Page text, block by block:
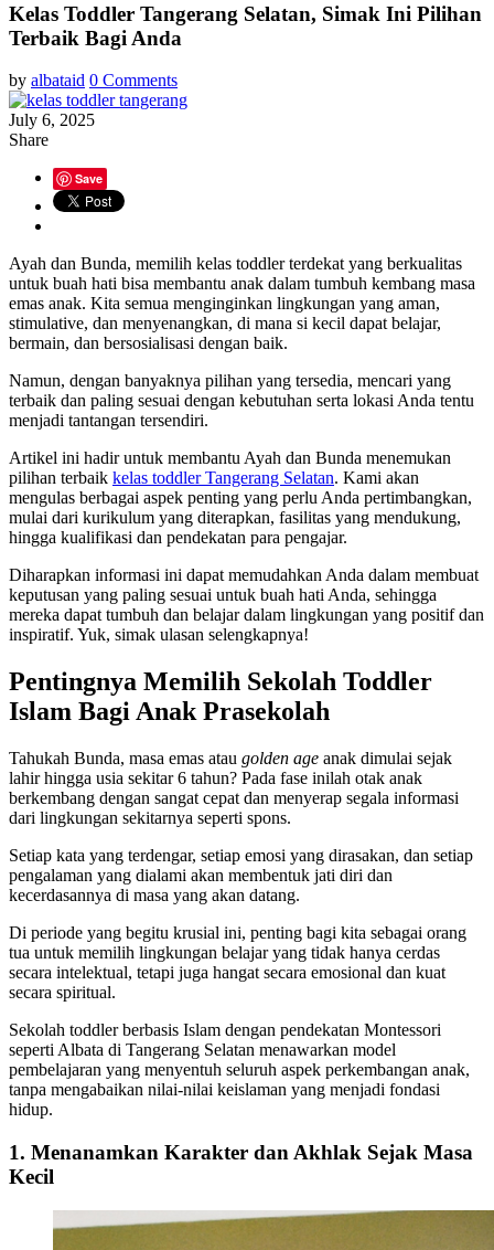
Kelas Toddler Tangerang Selatan, Simak Ini Pilihan
Terbaik Bagi Anda
by albataid 0 Comments
July 6, 2025
Share
Save
Ayah dan Bunda, memilih kelas toddler terdekat yang berkualitas
untuk buah hati bisa membantu anak dalam tumbuh kembang masa
emas anak. Kita semua menginginkan lingkungan yang aman,
stimulative, dan menyenangkan, di mana si kecil dapat belajar,
bermain, dan bersosialisasi dengan baik.
Namun, dengan banyaknya pilihan yang tersedia, mencari yang
terbaik dan paling sesuai dengan kebutuhan serta lokasi Anda tentu
menjadi tantangan tersendiri.
Artikel ini hadir untuk membantu Ayah dan Bunda menemukan
pilihan terbaik kelas toddler Tangerang Selatan. Kami akan
mengulas berbagai aspek penting yang perlu Anda pertimbangkan,
mulai dari kurikulum yang diterapkan, fasilitas yang mendukung,
hingga kualifikasi dan pendekatan para pengajar.
Diharapkan informasi ini dapat memudahkan Anda dalam membuat
keputusan yang paling sesuai untuk buah hati Anda, sehingga
mereka dapat tumbuh dan belajar dalam lingkungan yang positif dan
inspiratif. Yuk, simak ulasan selengkapnya!
Pentingnya Memilih Sekolah Toddler
Islam Bagi Anak Prasekolah
Tahukah Bunda, masa emas atau golden age anak dimulai sejak
lahir hingga usia sekitar 6 tahun? Pada fase inilah otak anak
berkembang dengan sangat cepat dan menyerap segala informasi
dari lingkungan sekitarnya seperti spons.
Setiap kata yang terdengar, setiap emosi yang dirasakan, dan setiap
pengalaman yang dialami akan membentuk jati diri dan
kecerdasannya di masa yang akan datang.
Di periode yang begitu krusial ini, penting bagi kita sebagai orang
tua untuk memilih lingkungan belajar yang tidak hanya cerdas
secara intelektual, tetapi juga hangat secara emosional dan kuat
secara spiritual.
Sekolah toddler berbasis Islam dengan pendekatan Montessori
seperti Albata di Tangerang Selatan menawarkan model
pembelajaran yang menyentuh seluruh aspek perkembangan anak,
tanpa mengabaikan nilai-nilai keislaman yang menjadi fondasi
hidup.
1. Menanamkan Karakter dan Akhlak Sejak Masa
Kecil